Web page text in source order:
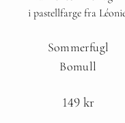
Sommerfugl
Bomull
149 kr